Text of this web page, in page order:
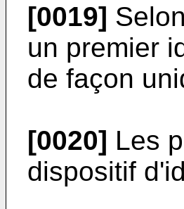
[0019]
un premier
de façon
[0020] Les
dispositif